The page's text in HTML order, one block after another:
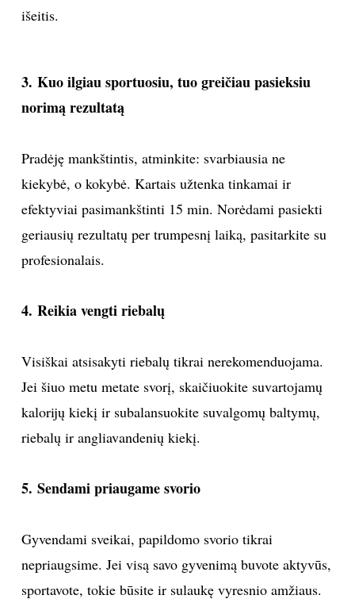
KONTAKTAI
PRIVATUMO POLITIKA
PRENUMERUOK
NAUJIENLAIŠKĮ
išeitis.
3. Kuo ilgiau sportuosiu, tuo greičiau pasieksiu
norimą rezultatą
Pradėję mankštintis, atminkite: svarbiausia ne
kiekybė, o kokybė. Kartais užtenka tinkamai ir
efektyviai pasimankštinti 15 min. Norėdami pasiekti
geriausių rezultatų per trumpesnį laiką, pasitarkite su
profesionalais.
4. Reikia vengti riebalų
Visiškai atsisakyti riebalų tikrai nerekomenduojama.
Jei šiuo metu metate svorį, skaičiuokite suvartojamų
kalorijų kiekį ir subalansuokite suvalgomų baltymų,
riebalų ir angliavandenių kiekį.
5. Sendami priaugame svorio
Gyvendami sveikai, papildomo svorio tikrai
nepriaugsime. Jei visą savo gyvenimą buvote aktyvūs,
sportavote, tokie būsite ir sulaukę vyresnio amžiaus.